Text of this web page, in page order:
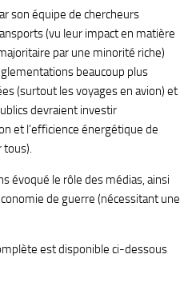
son équipe de chercheurs
(vu leur impact en matière
par une minorité riche)
beaucoup plus
(surtout les voyages en avion) et
devraient investir
et l’efficience énergétique de
tous).
évoqué le rôle des médias, ainsi
de guerre (nécessitant une
est disponible ci-dessous